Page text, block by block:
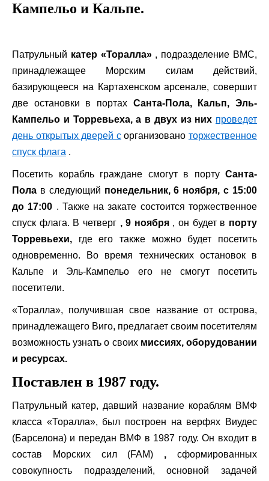
Кампельо и Кальпе.
Патрульный катер «Торалла», подразделение ВМС,
принадлежащее Морским силам действий,
базирующееся на Картахенском арсенале, совершит
две остановки в портах Санта-Пола, Кальп, Эль-
Кампельо и Торревьеха, а в двух из них проведет
день открытых дверей сорганизованоторжественное
спуск флага .
Посетить корабль граждане смогут в порту Санта-
Пола в следующий понедельник, 6 ноября, с 15:00
до 17:00 . Также на закате состоится торжественное
спуск флага. В четверг , 9 ноября, он будет в порту
Торревьехи, где его также можно будет посетить
одновременно. Во время технических остановок в
Кальпе и Эль-Кампельо его не смогут посетить
посетители.
«Торалла», получившая свое название от острова,
принадлежащего Виго, предлагает своим посетителям
возможность узнать о своих миссиях, оборудовании
и ресурсах.
Поставлен в 1987 году.
Патрульный катер, давший название кораблям ВМФ
класса «Торалла», был построен на верфях Виудес
(Барселона) и передан ВМФ в 1987 году. Он входит в
состав Морских сил (FAM) , сформированных
совокупность подразделений, основной задачей